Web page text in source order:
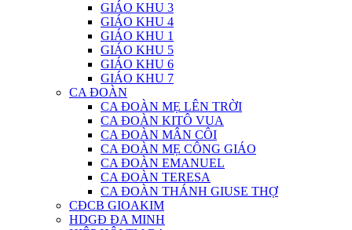
GIÁO KHU 3
GIÁO KHU 4
GIÁO KHU 1
GIÁO KHU 5
GIÁO KHU 6
GIÁO KHU 7
CA ĐOÀN
CA ĐOÀN MẸ LÊN TRỜI
CA ĐOÀN KITÔ VUA
CA ĐOÀN MÂN CÔI
CA ĐOÀN MẸ CÔNG GIÁO
CA ĐOÀN EMANUEL
CA ĐOÀN TERESA
CA ĐOÀN THÁNH GIUSE THỢ
CĐCB GIOAKIM
HDGĐ ĐA MINH